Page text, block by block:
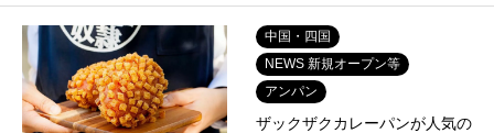
中国・四国
NEWS 新規オープン等
アンパン
ザックザクカレーパンが人気の